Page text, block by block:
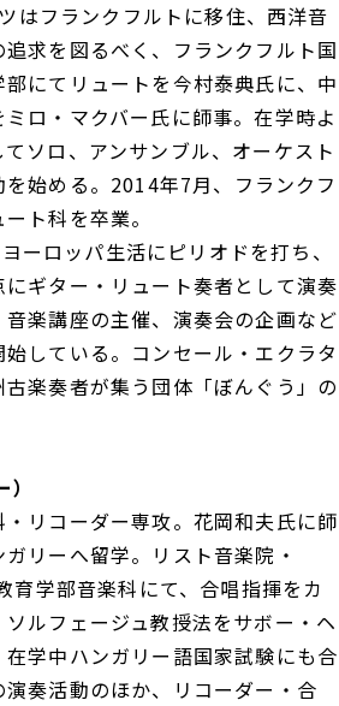
はフランクフルトに移住、西洋音
求を図るべく、フランクフルト国
にてリュートを今村泰典氏に、中
ロ・マクバー氏に師事。在学時よ
ソロ、アンサンブル、オーケスト
始める。2014年7月、フランクフ
ト科を卒業。
ーロッパ生活にピリオドを打ち、
ギター・リュート奏者として演奏
楽講座の主催、演奏会の企画など
している。コンセール・エクラタ
楽奏者が集う団体「ぼんぐう」の
リコーダー専攻。花岡和夫氏に師
リーへ留学。リスト音楽院・
育学部音楽科にて、合唱指揮をカ
ルフェージュ教授法をサボー・ヘ
学中ハンガリー語国家試験にも合
奏活動のほか、リコーダー・合